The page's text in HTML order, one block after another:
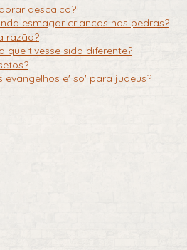
descalco?
esmagar criancas nas pedras?
razão?
que tivesse sido diferente?
evangelhos e' so' para judeus?